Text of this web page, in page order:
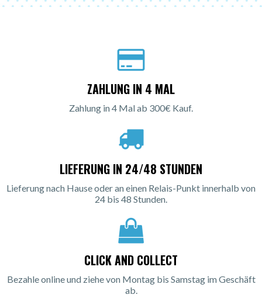
ZAHLUNG IN 4 MAL
Zahlung in 4 Mal ab 300€ Kauf.
LIEFERUNG IN 24/48 STUNDEN
Lieferung nach Hause oder an einen Relais-Punkt innerhalb von
24 bis 48 Stunden.
CLICK AND COLLECT
Bezahle online und ziehe von Montag bis Samstag im Geschäft
ab.